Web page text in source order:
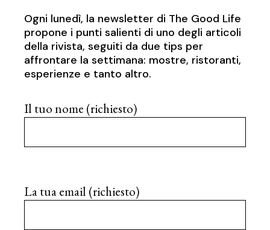
Ogni lunedì, la newsletter di The Good Life
propone i punti salienti di uno degli articoli
della rivista, seguiti da due tips per
affrontare la settimana: mostre, ristoranti,
esperienze e tanto altro.
Il tuo nome (richiesto)
La tua email (richiesto)